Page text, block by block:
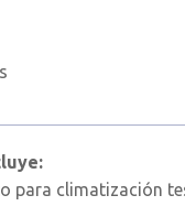
para climatización